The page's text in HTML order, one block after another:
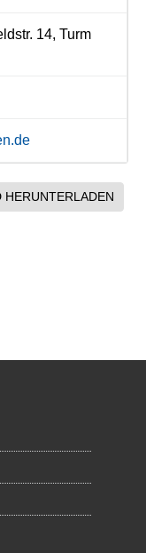
14, Turm
HERUNTERLADEN